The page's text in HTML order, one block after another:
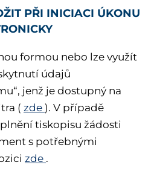
PŘI INICIACI ÚKONU
formou nebo lze využít
údajů
jenž je dostupný na
( zde ). V případě
tiskopisu žádosti
s potřebnými
zde .